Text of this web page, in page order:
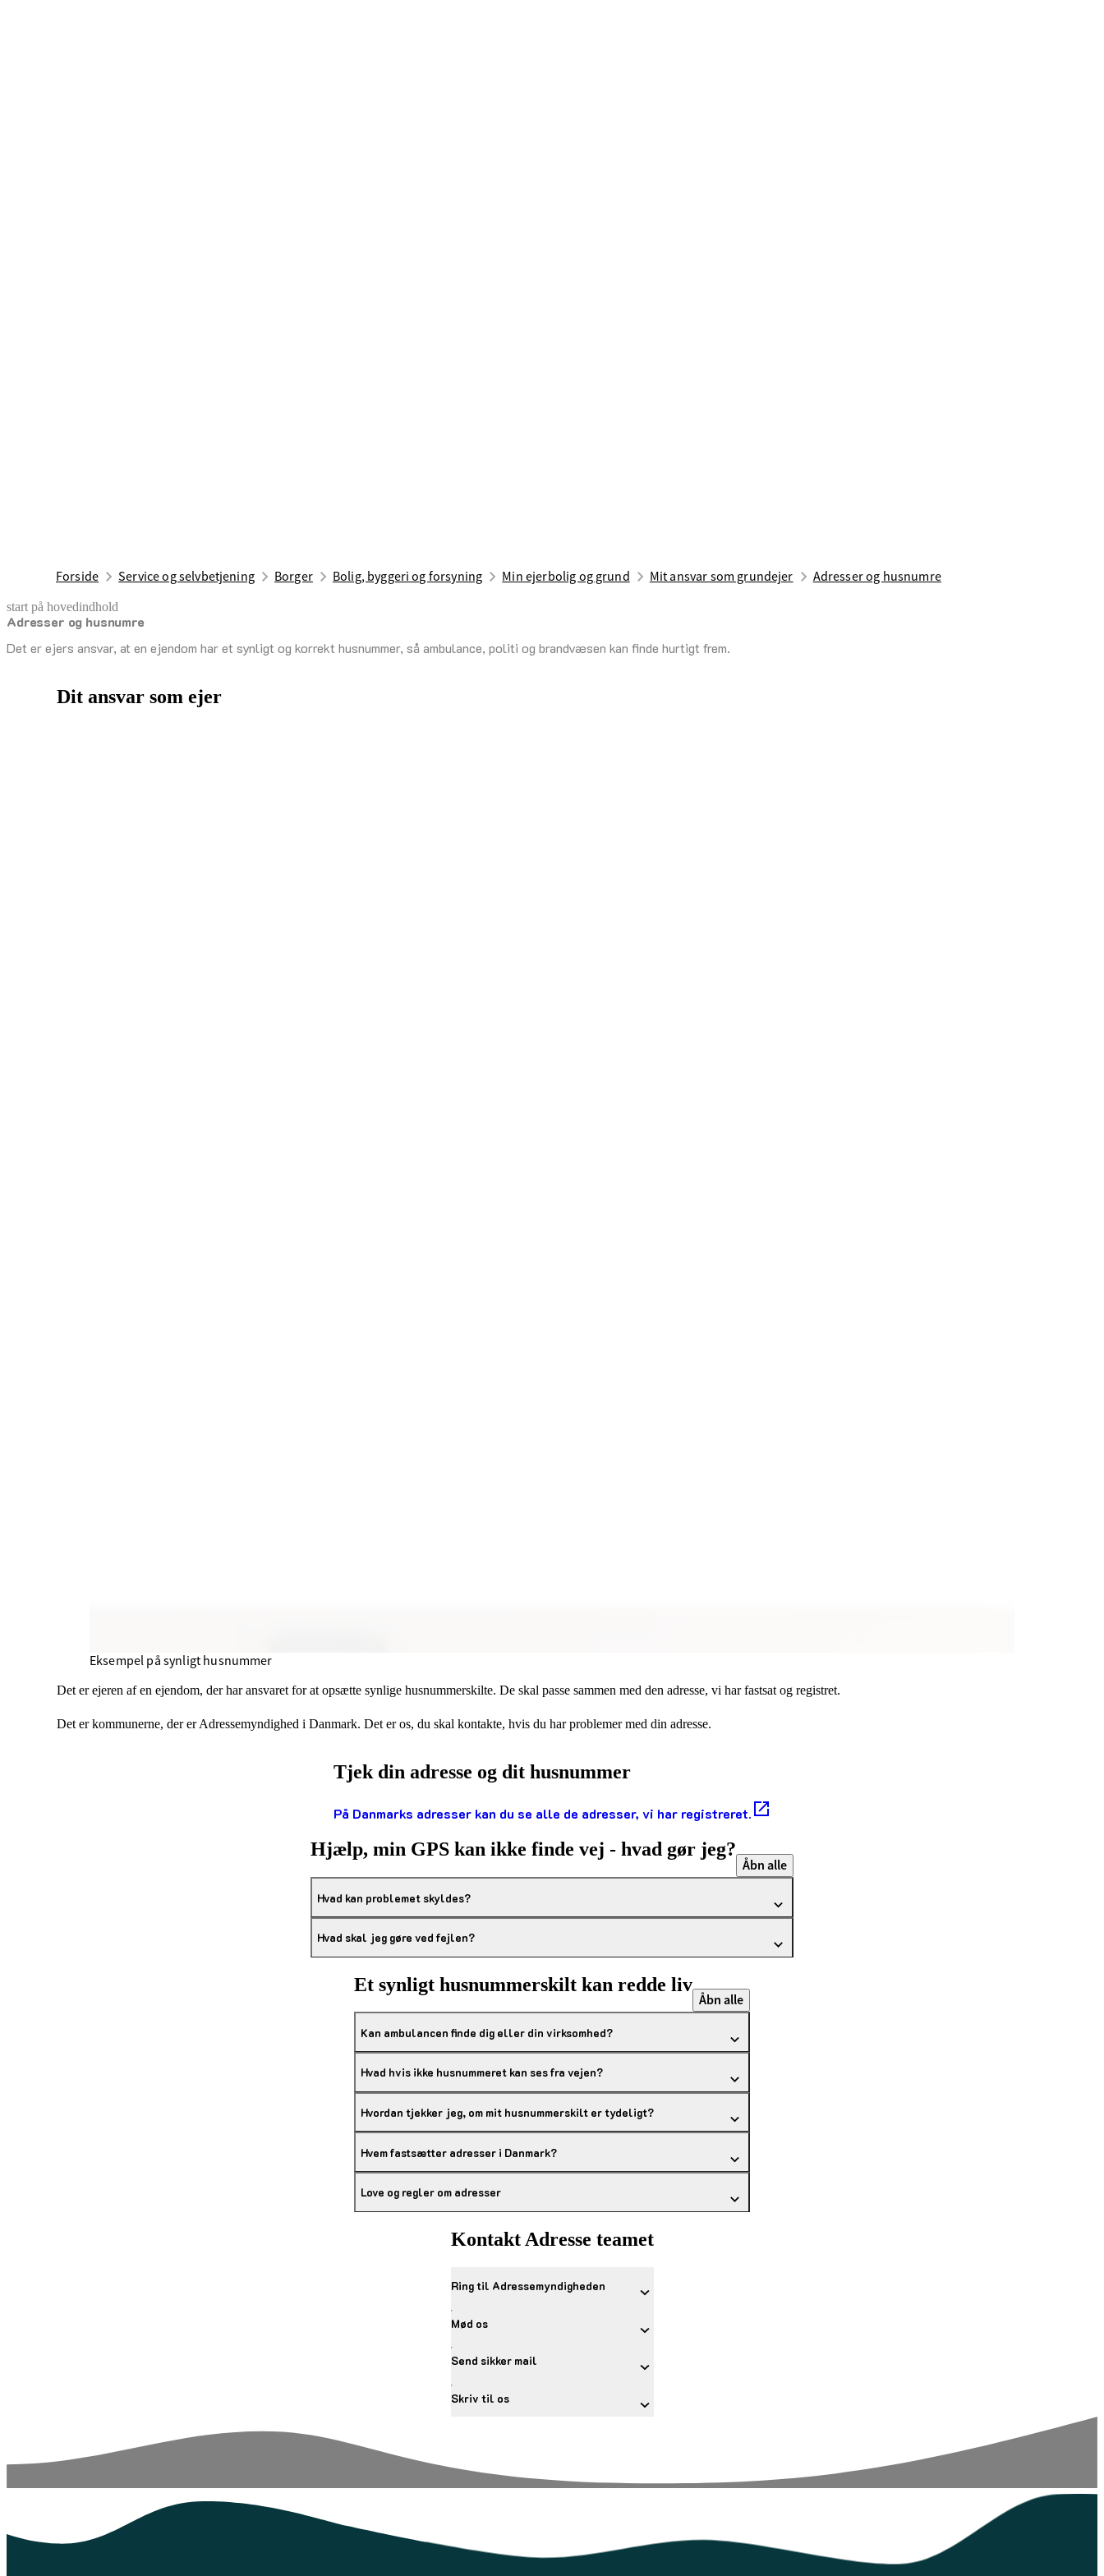
Forside Service og selvbetjening Borger Bolig, byggeri og forsyning Min ejerbolig og grund Mit ansvar som grundejer Adresser og husnumre
start på hovedindhold
Adresser og husnumre
Det er ejers ansvar, at en ejendom har et synligt og korrekt husnummer, så ambulance, politi og brandvæsen kan finde hurtigt frem.
senest opdateret 23. januar 2025
Dit ansvar som ejer
Eksempel på synligt husnummer
Det er ejeren af en ejendom, der har ansvaret for at opsætte synlige husnummerskilte. De skal passe sammen med den adresse, vi har fastsat og registret.
Det er kommunerne, der er Adressemyndighed i Danmark. Det er os, du skal kontakte, hvis du har problemer med din adresse.
Tjek din adresse og dit husnummer
På Danmarks adresser kan du se alle de adresser, vi har registreret.
Hjælp, min GPS kan ikke finde vej - hvad gør jeg?
Åbn alle
Hvad kan problemet skyldes?
Hvad skal jeg gøre ved fejlen?
Et synligt husnummerskilt kan redde liv
Åbn alle
Kan ambulancen finde dig eller din virksomhed?
Hvad hvis ikke husnummeret kan ses fra vejen?
Hvordan tjekker jeg, om mit husnummerskilt er tydeligt?
Hvem fastsætter adresser i Danmark?
Love og regler om adresser
Kontakt Adresse teamet
Ring til Adressemyndigheden
Mød os
Send sikker mail
Skriv til os